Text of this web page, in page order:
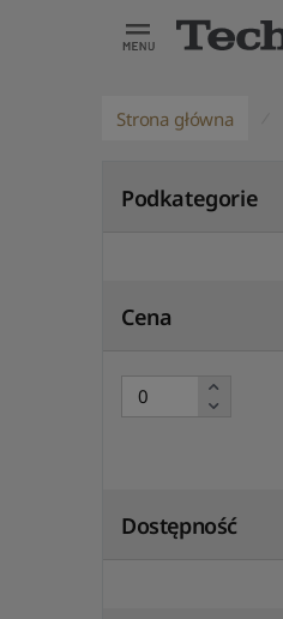
Strona główna
Podkategorie
Cena
Dostępność